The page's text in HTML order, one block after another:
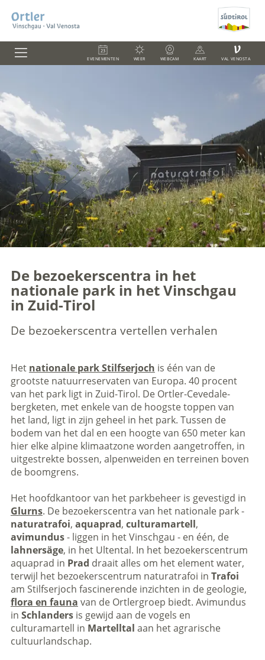
EVENEMENTEN WEER WEBCAM KAART
V
VAL VENOSTA
De bezoekerscentra in het
nationale park in het Vinschgau
in Zuid-Tirol
De bezoekerscentra vertellen verhalen
Het nationale park Stilfserjoch is één van de
grootste natuurreservaten van Europa. 40 procent
van het park ligt in Zuid-Tirol. De Ortler-Cevedale-
bergketen, met enkele van de hoogste toppen van
het land, ligt in zijn geheel in het park. Tussen de
bodem van het dal en een hoogte van 650 meter kan
hier elke alpine klimaatzone worden aangetroffen, in
uitgestrekte bossen, alpenweiden en terreinen boven
de boomgrens.
Het hoofdkantoor van het parkbeheer is gevestigd in
Glurns. De bezoekerscentra van het nationale park -
naturatrafoi, aquaprad, culturamartell,
avimundus- liggen in het Vinschgau - en één, de
lahnersäge, in het Ultental. In het bezoekerscentrum
aquaprad in Prad draait alles om het element water,
terwijl het bezoekerscentrum naturatrafoi in Trafoi
am Stilfserjoch fascinerende inzichten in de geologie,
flora en fauna van de Ortlergroep biedt. Avimundus
in Schlandersis gewijd aan de vogels en
culturamartell in Martelltal aan het agrarische
cultuurlandschap.